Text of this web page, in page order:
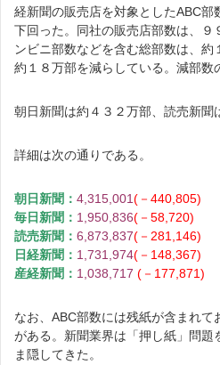
経新聞の販売店を対象としたABC部
下回った。同社の販売店部数は、９
ンビニ部数などを含む総部数は、
約１８万部を減らしている。減部数
朝日新聞は約４３２万部、読売新聞
詳細は次の通りである。
朝日新聞： 4,315,001(－440,805)
毎日新聞： 1,950,836(－58,720)
読売新聞： 6,873,837(－281,146)
日経新聞： 1,731,974(－148,367)
産経新聞： 1,038,717 (－177,871)
なお、ABC部数には残紙が含まれ
がある。新聞業界は「押し紙」問題
ま隠してきた。